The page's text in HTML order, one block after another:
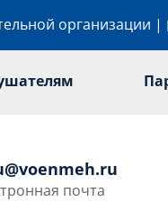
организации |
почта